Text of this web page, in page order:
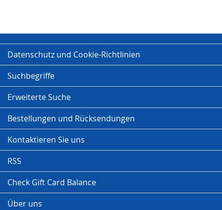
Datenschutz und Cookie-Richtlinien
Suchbegriffe
Erweiterte Suche
Bestellungen und Rücksendungen
Kontaktieren Sie uns
RSS
Check Gift Card Balance
Über uns